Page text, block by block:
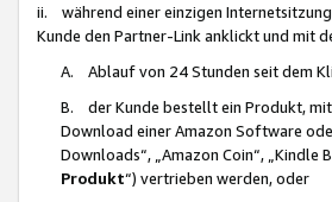
ii. während einer einzigen Internetsitzung
Kunde den Partner-Link anklickt und mit
A. Ablauf von 24 Stunden seit dem
B. der Kunde bestellt ein Produkt, mit
Download einer Amazon Software
Downloads“, „Amazon Coin“, „Kindle
Produkt“) vertrieben werden, oder